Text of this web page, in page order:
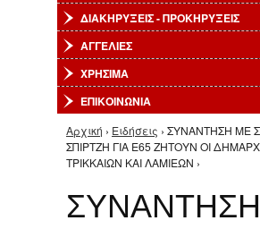
ΔΙΑΚΗΡΥΞΕΙΣ - ΠΡΟΚΗΡΥΞΕΙΣ
ΑΓΓΕΛΙΕΣ
ΧΡΗΣΙΜΑ
ΕΠΙΚΟΙΝΩΝΙΑ
Είστε εδώ
Αρχική › Ειδήσεις › ΣΥΝΑΝΤΗΣΗ ΜΕ
ΣΠΙΡΤΖΗ ΓΙΑ Ε65 ΖΗΤΟΥΝ ΟΙ
ΤΡΙΚΚΑΙΩΝ ΚΑΙ ΛΑΜΙΕΩΝ ›